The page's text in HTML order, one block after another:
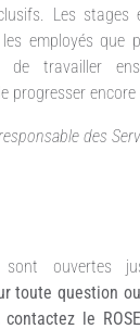
Les stages
employés que
de travailler
progresser encore
des
sont ouvertes
toute question
contactez le